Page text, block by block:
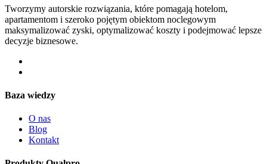
Tworzymy autorskie rozwiązania, które pomagają hotelom,
apartamentom i szeroko pojętym obiektom noclegowym
maksymalizować zyski, optymalizować koszty i podejmować lepsze
decyzje biznesowe.
Baza wiedzy
O nas
Blog
Kontakt